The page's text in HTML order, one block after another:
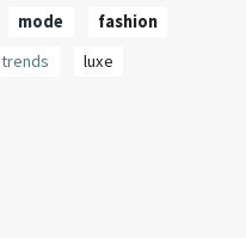
mode
fashion
trends luxe